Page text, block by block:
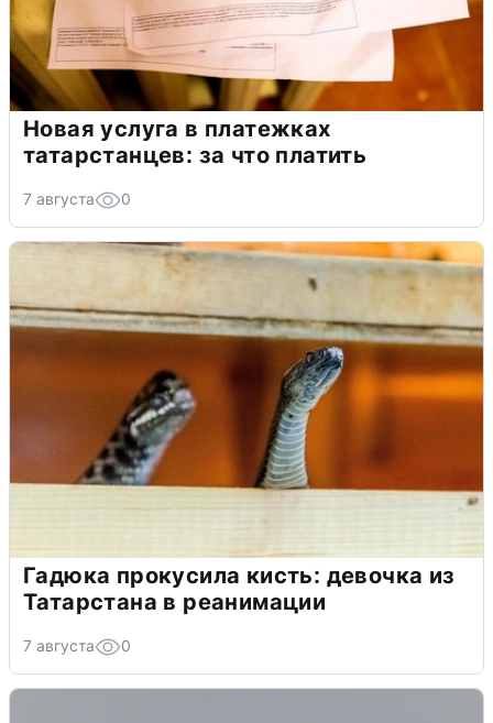
Новая услуга в платежках
татарстанцев: за что платить
7 августа 0
Гадюка прокусила кисть: девочка из
Татарстана в реанимации
7 августа 0